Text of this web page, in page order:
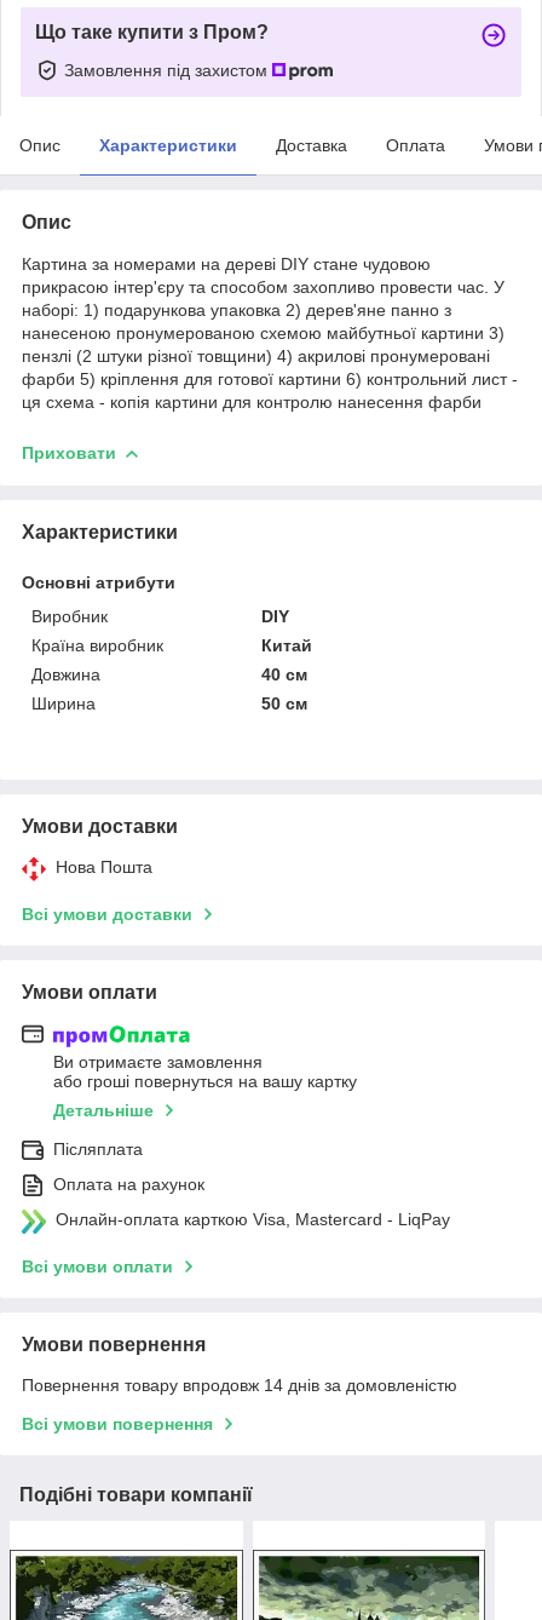
Що таке купити з Пром?
Замовлення під захистом
Опис Характеристики Доставка Оплата Умови
Опис
Картина за номерами на дереві DIY стане чудовою
прикрасою інтер'єру та способом захопливо провести час. У
наборі: 1) подарункова упаковка 2) дерев'яне панно з
нанесеною пронумерованою схемою майбутньої картини 3)
пензлі (2 штуки різної товщини) 4) акрилові пронумеровані
фарби 5) кріплення для готової картини 6) контрольний лист -
ця схема - копія картини для контролю нанесення фарби
Приховати
Характеристики
Основні атрибути
Виробник
DIY
Країна виробник
Китай
Довжина
40 см
Ширина
50 см
Умови доставки
Нова Пошта
Всі умови доставки
Умови оплати
Ви отримаєте замовлення
або гроші повернуться на вашу картку
Детальніше
Післяплата
Оплата на рахунок
Онлайн-оплата карткою Visa, Mastercard - LiqPay
Всі умови оплати
Умови повернення
Повернення товару впродовж 14 днів за домовленістю
Всі умови повернення
Подібні товари компанії